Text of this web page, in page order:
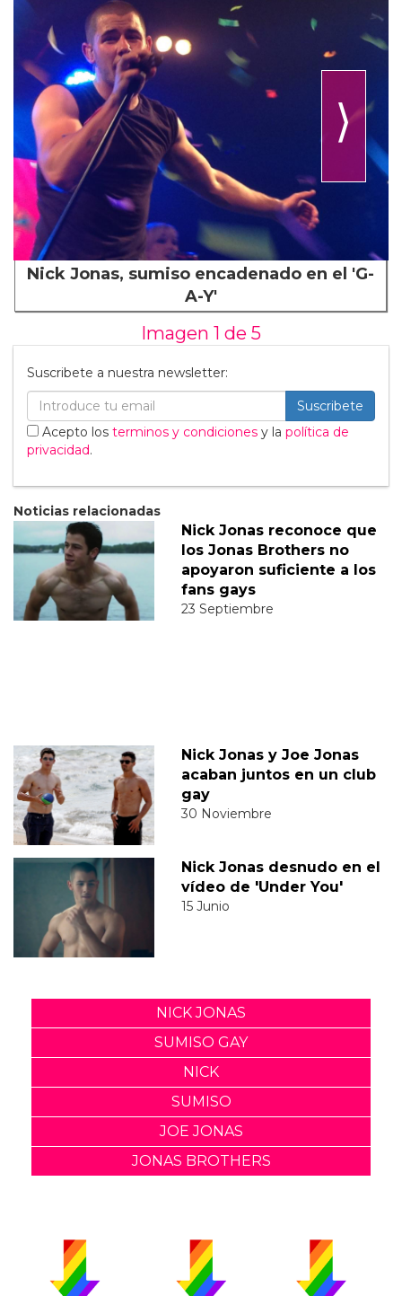
⟩
Nick Jonas, sumiso encadenado en el 'G-
A-Y'
Imagen 1 de 5
Suscribete a nuestra newsletter:
Suscribete
Acepto los terminos y condiciones y la política de
privacidad.
Noticias relacionadas
Nick Jonas reconoce que
los Jonas Brothers no
apoyaron suficiente a los
fans gays
23 Septiembre
Nick Jonas y Joe Jonas
acaban juntos en un club
gay
30 Noviembre
Nick Jonas desnudo en el
vídeo de 'Under You'
15 Junio
NICK JONAS
SUMISO GAY
NICK
SUMISO
JOE JONAS
JONAS BROTHERS